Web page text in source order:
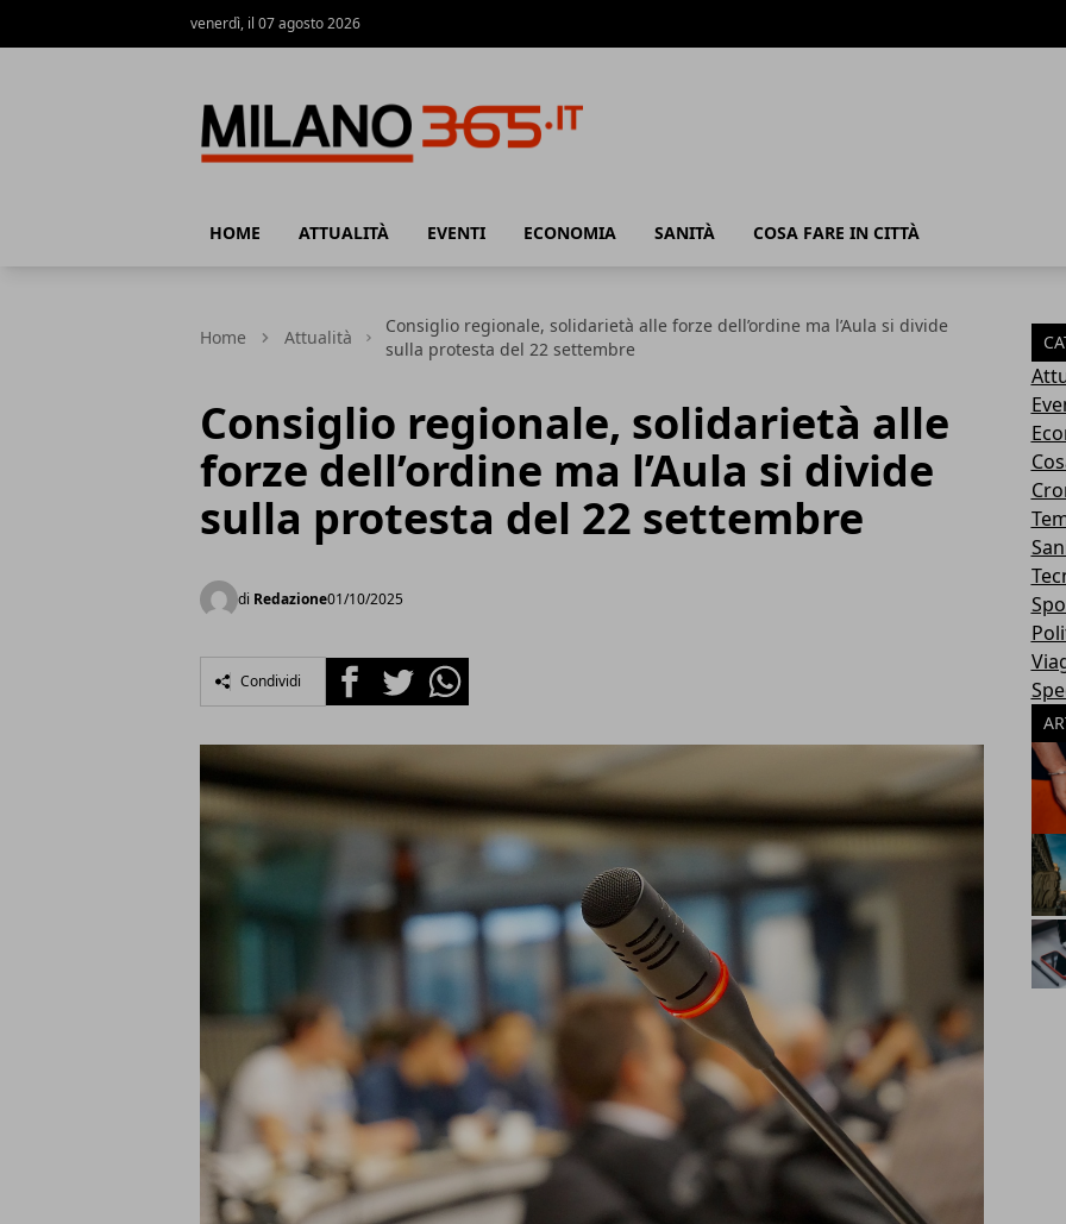
venerdì, il 07 agosto 2026
HOME ATTUALITÀ EVENTI ECONOMIA SANITÀ COSA FARE IN CITTÀ
Home Attualità
Consiglio regionale, solidarietà alle forze dell’ordine ma l’Aula si divide
sulla protesta del 22 settembre
Consiglio regionale, solidarietà alle
forze dell’ordine ma l’Aula si divide
sulla protesta del 22 settembre
di Redazione01/10/2025
Condividi FacebookTwitterWhatsapp